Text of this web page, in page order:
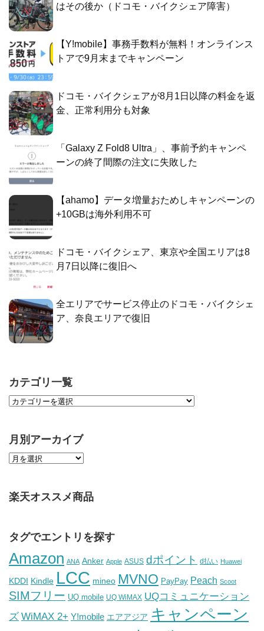
はその後か（ドコモ・バイクシェア障害）
【Y!mobile】事務手数料が無料！オンラインス
トアで9月末までキャンペーン
ドコモ・バイクシェアが8月1日以降の料金を返
金、正常利用分も対象
「Galaxy Z Fold8 Ultra」、事前予約キャンペ
ーンの終了間際の注文に失敗した
【ahamo】データ増量おためしキャンペーンの
+10GBは海外利用不可
ドコモ・バイクシェア、東京や全国エリアは8
月7日以降に復旧へ
全エリアでサービス停止のドコモ・バイクシェ
ア、奈良エリアで復旧
カテゴリ一覧
月別アーカイブ
楽天オススメ商品
タグでエントリを探す
Amazon ANA Anker Apple ASUS dポイント d払い Huawei
KDDI Kindle LCC mineo MVNO PayPay Peach Scoot
SIMフリー UQ mobile UQ WiMAX UQコミュニケーション
ズ WiMAX 2+ Y!mobile エアアジア キャンペーン